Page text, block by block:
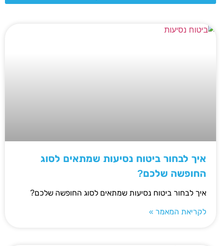
איך לבחור ביטוח נסיעות שמתאים לסוג
החופשה שלכם?
איך לבחור ביטוח נסיעות שמתאים לסוג החופשה שלכם?
לקריאת המאמר »